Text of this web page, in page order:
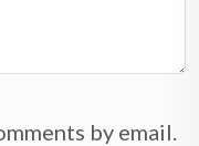
by email.